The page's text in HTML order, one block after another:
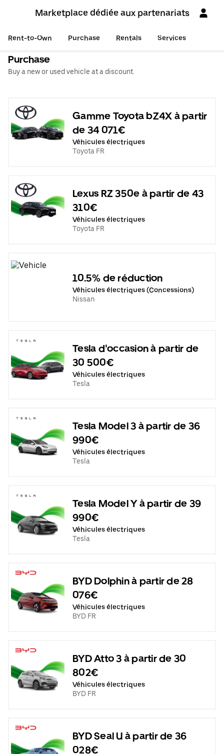
Marketplace dédiée aux partenariats
Rent-to-Own Purchase Rentals Services
Purchase
Buy a new or used vehicle at a discount.
Gamme Toyota bZ4X à partir
de 34 071€
Véhicules électriques
Toyota FR
Lexus RZ 350e à partir de 43
310€
Véhicules électriques
Toyota FR
10.5% de réduction
Véhicules électriques (Concessions)
Nissan
Tesla d'occasion à partir de
30 500€
Véhicules électriques
Tesla
Tesla Model 3 à partir de 36
990€
Véhicules électriques
Tesla
Tesla Model Y à partir de 39
990€
Véhicules électriques
Tesla
BYD Dolphin à partir de 28
076€
Véhicules électriques
BYD FR
BYD Atto 3 à partir de 30
802€
Véhicules électriques
BYD FR
BYD Seal U à partir de 36
028€